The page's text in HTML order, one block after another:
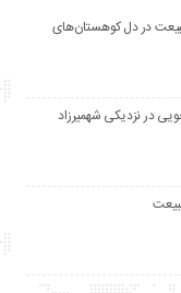
در دل کوهستان‌های
در نزدیکی شهمیرزاد